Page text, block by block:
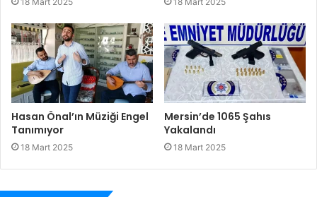
Hasan Önal’ın Müziği Engel
Tanımıyor
18 Mart 2025
Mersin’de 1065 Şahıs
Yakalandı
18 Mart 2025